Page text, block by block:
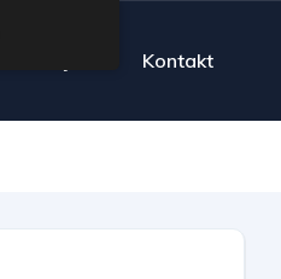
Kontakt